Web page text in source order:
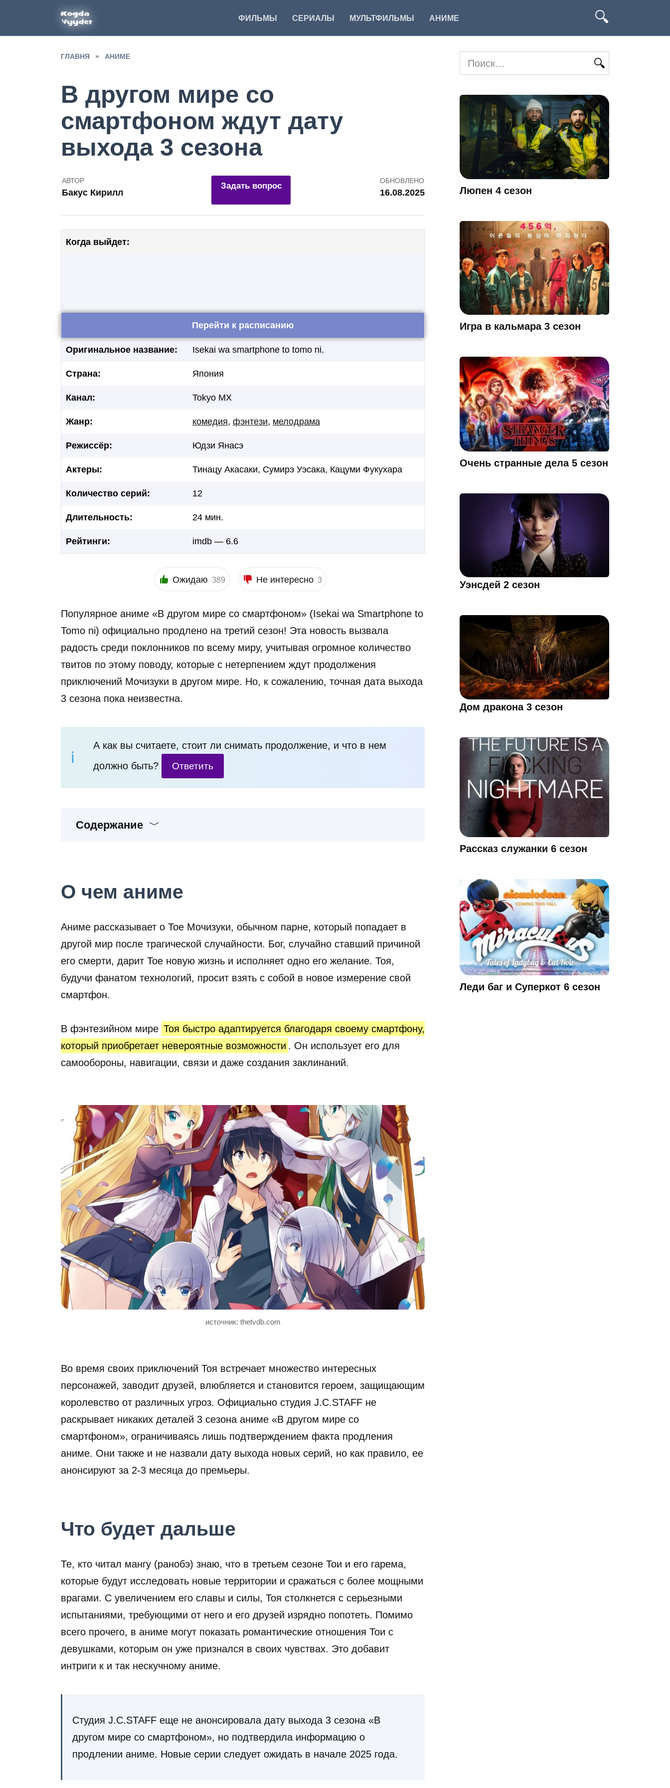
содержанию
ФИЛЬМЫ СЕРИАЛЫ МУЛЬТФИЛЬМЫ АНИМЕ
ГЛАВНЯ » АНИМЕ
В другом мире со
смартфоном ждут дату
выхода 3 сезона
АВТОР
Бакус Кирилл
Задать вопрос
ОБНОВЛЕНО
16.08.2025
Когда выйдет:
Перейти к расписанию
Оригинальное название: Isekai wa smartphone to tomo ni.
Страна: Япония
Канал: Tokyo MX
Жанр: комедия, фэнтези, мелодрама
Режиссёр: Юдзи Янасэ
Актеры: Тинацу Акасаки, Сумирэ Уэсака, Кацуми Фукухара
Количество серий: 12
Длительность: 24 мин.
Рейтинги: imdb — 6.6
Ожидаю 389 Не интересно 3
Популярное аниме «В другом мире со смартфоном» (Isekai wa Smartphone to
Tomo ni) официально продлено на третий сезон! Эта новость вызвала
радость среди поклонников по всему миру, учитывая огромное количество
твитов по этому поводу, которые с нетерпением ждут продолжения
приключений Мочизуки в другом мире. Но, к сожалению, точная дата выхода
3 сезона пока неизвестна.
А как вы считаете, стоит ли снимать продолжение, и что в нем
должно быть?
Ответить
Содержание
О чем аниме
Аниме рассказывает о Тое Мочизуки, обычном парне, который попадает в
другой мир после трагической случайности. Бог, случайно ставший причиной
его смерти, дарит Тое новую жизнь и исполняет одно его желание. Тоя,
будучи фанатом технологий, просит взять с собой в новое измерение свой
смартфон.
В фэнтезийном мире Тоя быстро адаптируется благодаря своему смартфону,
который приобретает невероятные возможности . Он использует его для
самообороны, навигации, связи и даже создания заклинаний.
источник: thetvdb.com
Во время своих приключений Тоя встречает множество интересных
персонажей, заводит друзей, влюбляется и становится героем, защищающим
королевство от различных угроз. Официально студия J.C.STAFF не
раскрывает никаких деталей 3 сезона аниме «В другом мире со
смартфоном», ограничиваясь лишь подтверждением факта продления
аниме. Они также и не назвали дату выхода новых серий, но как правило, ее
анонсируют за 2-3 месяца до премьеры.
Что будет дальше
Те, кто читал мангу (ранобэ) знаю, что в третьем сезоне Тои и его гарема,
которые будут исследовать новые территории и сражаться с более мощными
врагами. С увеличением его славы и силы, Тоя столкнется с серьезными
испытаниями, требующими от него и его друзей изрядно попотеть. Помимо
всего прочего, в аниме могут показать романтические отношения Тои с
девушками, которым он уже признался в своих чувствах. Это добавит
интриги к и так нескучному аниме.
Студия J.C.STAFF еще не анонсировала дату выхода 3 сезона «В
другом мире со смартфоном», но подтвердила информацию о
продлении аниме. Новые серии следует ожидать в начале 2025 года.
Search
for:
Люпен 4 сезон
Игра в кальмара 3 сезон
Очень странные дела 5 сезон
Уэнсдей 2 сезон
Дом дракона 3 сезон
Рассказ служанки 6 сезон
Леди баг и Суперкот 6 сезон
389
3